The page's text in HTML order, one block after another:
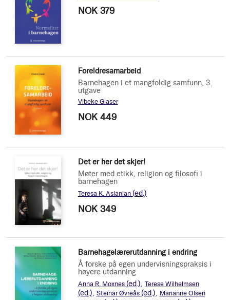
NOK 379
Foreldresamarbeid
Barnehagen i et mangfoldig samfunn, 3.
utgave
Vibeke Glaser
NOK 449
Det er her det skjer!
Møter med etikk, religion og filosofi i
barnehagen
Teresa K. Aslanian (ed.)
NOK 349
Barnehagelærerutdanning i endring
Å forske på egen undervisningspraksis i
høyere utdanning
Anna R. Moxnes (ed.) Terese Wilhelmsen
(ed.) Steinar Øvreås (ed.)
Marianne Olsen